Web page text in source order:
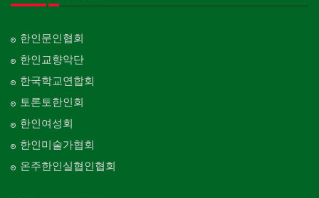
한인문인협회
한인교향악단
한국학교연합회
토론토한인회
한인여성회
한인미술가협회
온주한인실협인협회